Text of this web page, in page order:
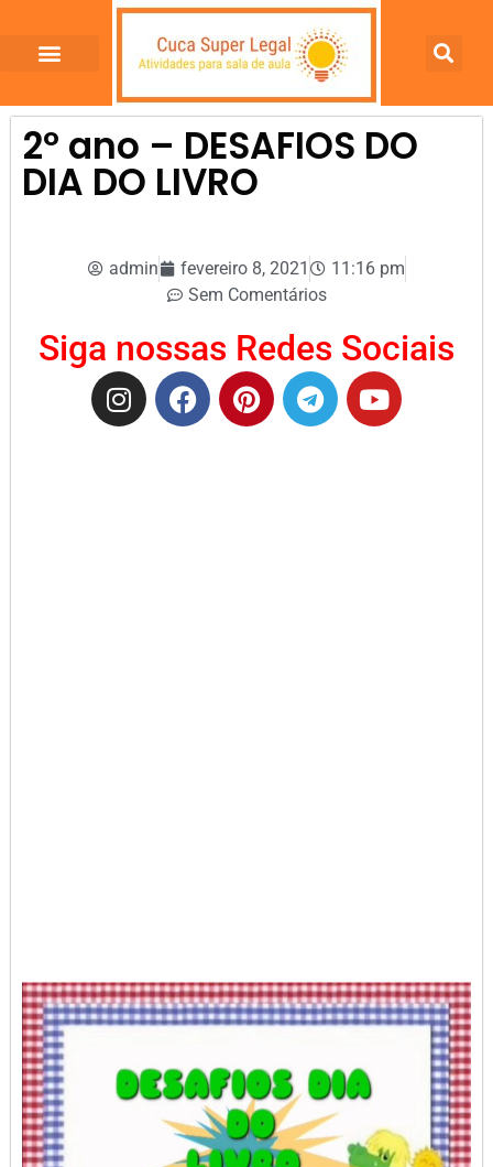
2º ano – DESAFIOS DO
DIA DO LIVRO
admin fevereiro 8, 2021
11:16 pm
Sem Comentários
Siga nossas Redes Sociais